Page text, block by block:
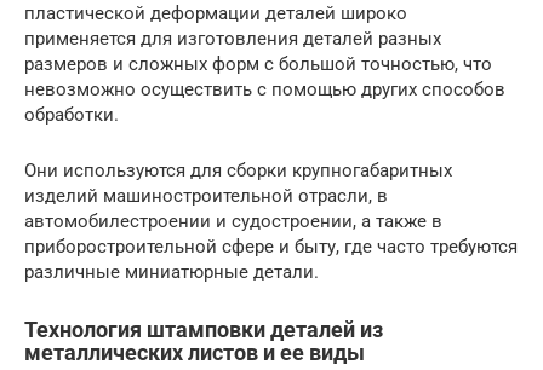
пластической деформации деталей широко
применяется для изготовления деталей разных
размеров и сложных форм с большой точностью, что
невозможно осуществить с помощью других способов
обработки.
Они используются для сборки крупногабаритных
изделий машиностроительной отрасли, в
автомобилестроении и судостроении, а также в
приборостроительной сфере и быту, где часто требуются
различные миниатюрные детали.
Технология штамповки деталей из
металлических листов и ее виды